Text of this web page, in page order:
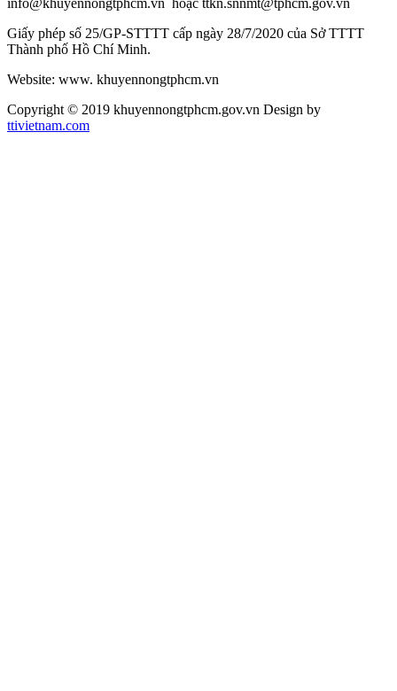
Giấy phép số 25/GP-STTTT cấp ngày 28/7/2020 của Sở TTTT
Thành phố Hồ Chí Minh.
Website: www. khuyennongtphcm.vn
Copyright © 2019 khuyennongtphcm.gov.vn Design by
ttivietnam.com